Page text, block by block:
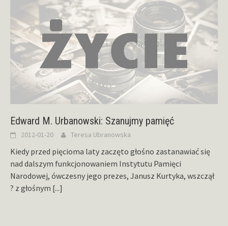
Edward M. Urbanowski: Szanujmy pamięć
2012-01-20 Teresa Ubranowska
Kiedy przed pięcioma laty zaczęto głośno zastanawiać się
nad dalszym funkcjonowaniem Instytutu Pamięci
Narodowej, ówczesny jego prezes, Janusz Kurtyka, wszczął
? z głośnym [...]